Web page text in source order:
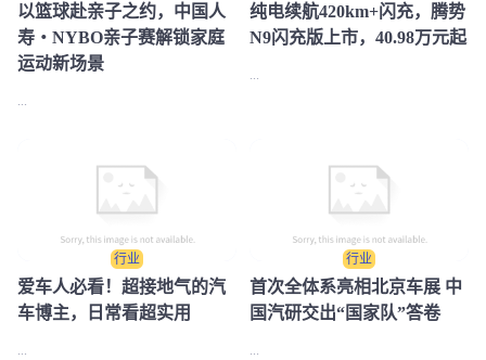
​以篮球赴亲子之约，中国人
寿・NYBO亲子赛解锁家庭
运动新场景
纯电续航420km+闪充，腾势
N9闪充版上市，40.98万元起
行业
爱车人必看！超接地气的汽
车博主，日常看超实用
...
行业
首次全体系亮相北京车展 中
国汽研交出“国家队”答卷
...